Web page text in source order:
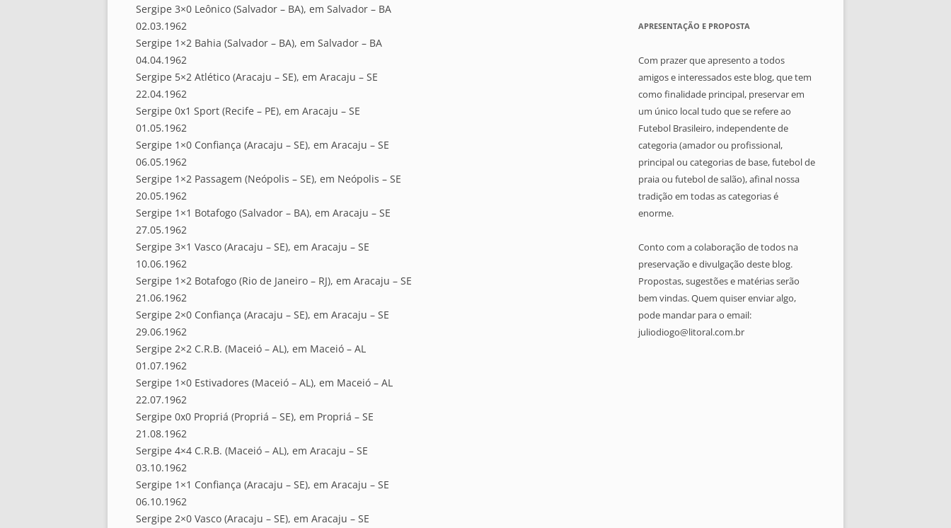
Sergipe 3×0 Leônico (Salvador – BA), em Salvador – BA
02.03.1962
Sergipe 1×2 Bahia (Salvador – BA), em Salvador – BA
04.04.1962
Sergipe 5×2 Atlético (Aracaju – SE), em Aracaju – SE
22.04.1962
Sergipe 0x1 Sport (Recife – PE), em Aracaju – SE
01.05.1962
Sergipe 1×0 Confiança (Aracaju – SE), em Aracaju – SE
06.05.1962
Sergipe 1×2 Passagem (Neópolis – SE), em Neópolis – SE
20.05.1962
Sergipe 1×1 Botafogo (Salvador – BA), em Aracaju – SE
27.05.1962
Sergipe 3×1 Vasco (Aracaju – SE), em Aracaju – SE
10.06.1962
Sergipe 1×2 Botafogo (Rio de Janeiro – RJ), em Aracaju – SE
21.06.1962
Sergipe 2×0 Confiança (Aracaju – SE), em Aracaju – SE
29.06.1962
Sergipe 2×2 C.R.B. (Maceió – AL), em Maceió – AL
01.07.1962
Sergipe 1×0 Estivadores (Maceió – AL), em Maceió – AL
22.07.1962
Sergipe 0x0 Propriá (Propriá – SE), em Propriá – SE
21.08.1962
Sergipe 4×4 C.R.B. (Maceió – AL), em Aracaju – SE
03.10.1962
Sergipe 1×1 Confiança (Aracaju – SE), em Aracaju – SE
06.10.1962
Sergipe 2×0 Vasco (Aracaju – SE), em Aracaju – SE
APRESENTAÇÃO E PROPOSTA
Com prazer que apresento a todos
amigos e interessados este blog, que tem
como finalidade principal, preservar em
um único local tudo que se refere ao
Futebol Brasileiro, independente de
categoria (amador ou profissional,
principal ou categorias de base, futebol de
praia ou futebol de salão), afinal nossa
tradição em todas as categorias é
enorme.
Conto com a colaboração de todos na
preservação e divulgação deste blog.
Propostas, sugestões e matérias serão
bem vindas. Quem quiser enviar algo,
pode mandar para o email:
juliodiogo@litoral.com.br